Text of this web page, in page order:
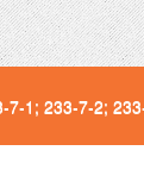
7-1; 233-7-2;